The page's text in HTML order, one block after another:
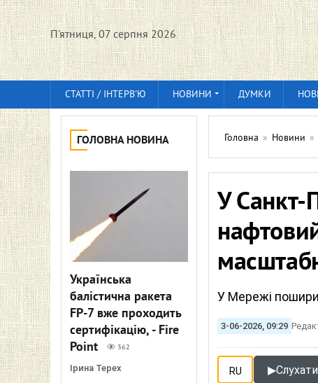
П'ятниця, 07 серпня 2026
СТАТТІ / ІНТЕРВ'Ю НОВИНИ ДУМКИ
ГОЛОВНА НОВИНА
Українська
балістична ракета
FP-7 вже проходить
сертифікацію, - Fire
Point
362
Ірина Терех
Головна » Новини »
У Санкт-
У Мережі
3-06-2026, 09:29
RU ▶